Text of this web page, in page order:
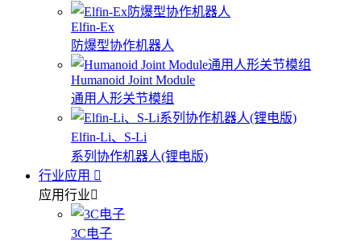
Elfin-Ex
防爆型协作机器人
Humanoid Joint Module
通用人形关节模组
Elfin-Li、S-Li
系列协作机器人(锂电版)
行业应用
应用行业
3C电子